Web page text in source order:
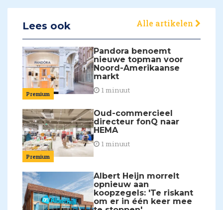
Lees ook Alle artikelen
Premium
Pandora benoemt
nieuwe topman voor
Noord-Amerikaanse
markt
1 minuut
Premium
Oud-commercieel
directeur fonQ naar
HEMA
1 minuut
Albert Heijn morrelt
opnieuw aan
koopzegels: 'Te riskant
om er in één keer mee